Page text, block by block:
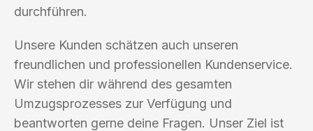
durchführen.
Unsere Kunden schätzen auch unseren
freundlichen und professionellen Kundenservice.
Wir stehen dir während des gesamten
Umzugsprozesses zur Verfügung und
beantworten gerne deine Fragen. Unser Ziel ist